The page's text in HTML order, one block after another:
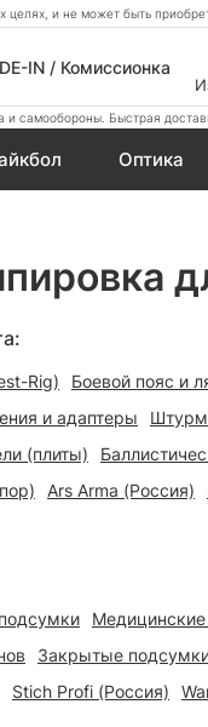
целях, и не может быть
IN / Комиссионка
и самообороны. Быстрая
Оптика
Rig) Боевой пояс и
и адаптеры
(плиты)
Ars Arma (Россия)
Закрытые
Stich Profi (Россия)